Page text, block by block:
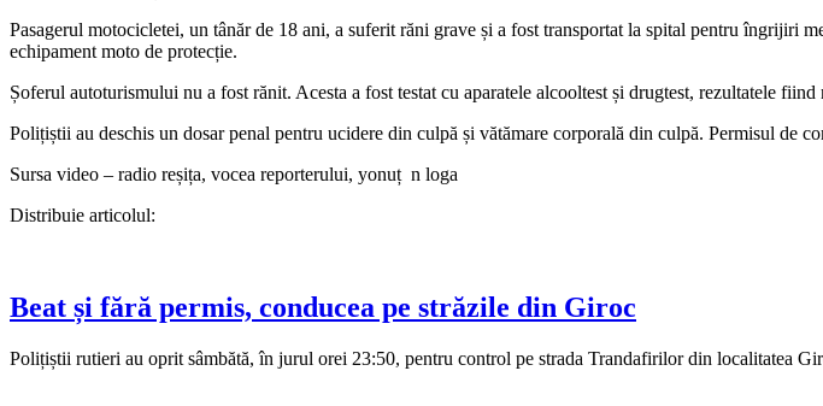
Pasagerul motocicletei, un tânăr de 18 ani, a suferit răni grave și a fost transportat la spital pentru îngrijiri
echipament moto de protecție.
Șoferul autoturismului nu a fost rănit. Acesta a fost testat cu aparatele alcooltest și drugtest, rezultatele
Polițiștii au deschis un dosar penal pentru ucidere din culpă și vătămare corporală din culpă. Permisul de
Sursa video – radio reșița, vocea reporterului, yonuț n loga
Distribuie articolul:
Beat și fără permis, conducea pe străzile din Giroc
Polițiștii rutieri au oprit sâmbătă, în jurul orei 23:50, pentru control pe strada Trandafirilor din localitatea